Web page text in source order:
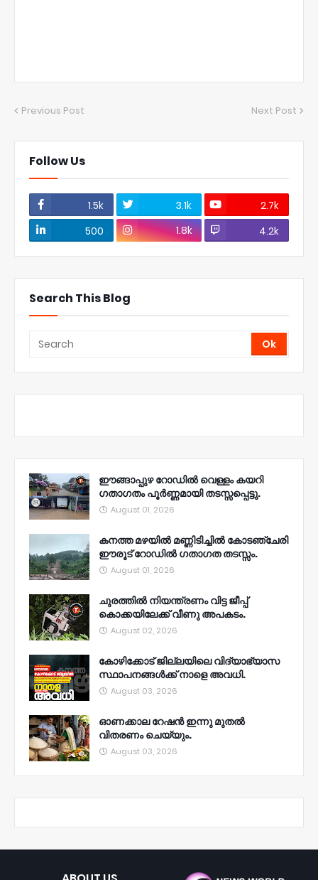
Previous Post Next Post
Follow Us
1.5k 3.1k
2.7k
500
1.8k 4.2k
Search This Blog
ഈങ്ങാപ്പുഴ റോഡിൽ വെള്ളം കയറി
ഗതാഗതം പൂർണ്ണമായി തടസ്സപ്പെട്ടു.
August 01, 2026
കനത്ത മഴയിൽ മണ്ണിടിച്ചിൽ കോടഞ്ചേരി
ഈരൂട് റോഡിൽ ഗതാഗത തടസ്സം.
August 01, 2026
ചുരത്തിൽ നിയന്ത്രണം വിട്ട ജീപ്പ്
കൊക്കയിലേക്ക് വീണു അപകടം.
August 02, 2026
കോഴിക്കോട് ജില്ലയിലെ വിദ്യാഭ്യാസ
സ്ഥാപനങ്ങൾക്ക് നാളെ അവധി.
August 03, 2026
ഓണക്കാല റേഷൻ ഇന്നു മുതല്‍
വിതരണം ചെയ്യും.
August 03, 2026